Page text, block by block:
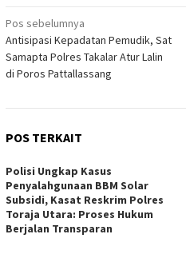
Navigasi
pos
Pos sebelumnya
Antisipasi Kepadatan Pemudik, Sat
Samapta Polres Takalar Atur Lalin
di Poros Pattallassang
POS TERKAIT
Polisi Ungkap Kasus
Penyalahgunaan BBM Solar
Subsidi, Kasat Reskrim Polres
Toraja Utara: Proses Hukum
Berjalan Transparan